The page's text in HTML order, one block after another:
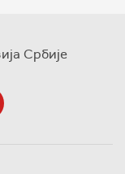
Србије